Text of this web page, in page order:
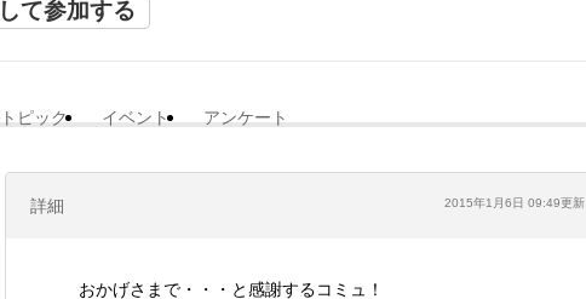
て参加する
トピック イベント アンケート
詳細 2015年1月6日 09:49更新
おかげさまで・・・と感謝するコミュ！